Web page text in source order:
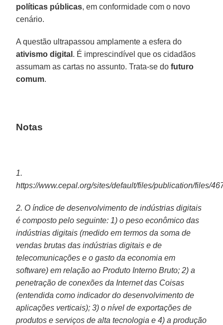
políticas públicas, em conformidade com o novo
cenário.
A questão ultrapassou amplamente a esfera do
ativismo digital . É imprescindível que os cidadãos
assumam as cartas no assunto. Trata-se dofuturo
comum.
Notas
1.
https://www.cepal.org/sites/default/files/publication/files/
2. O índice de desenvolvimento de indústrias digitais
é composto pelo seguinte: 1) o peso econômico das
indústrias digitais (medido em termos da soma de
vendas brutas das indústrias digitais e de
telecomunicações e o gasto da economia em
software) em relação ao Produto Interno Bruto; 2) a
penetração de conexões da Internet das Coisas
(entendida como indicador do desenvolvimento de
aplicações verticais); 3) o nível de exportações de
produtos e serviços de alta tecnologia e 4) a produção